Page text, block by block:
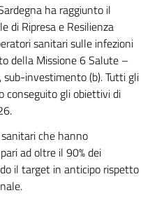
ha raggiunto il
di Ripresa e Resilienza
sanitari sulle infezioni
della Missione 6 Salute –
investimento (b). Tutti gli
conseguito gli obiettivi di
che hanno
ad oltre il 90% dei
il target in anticipo rispetto